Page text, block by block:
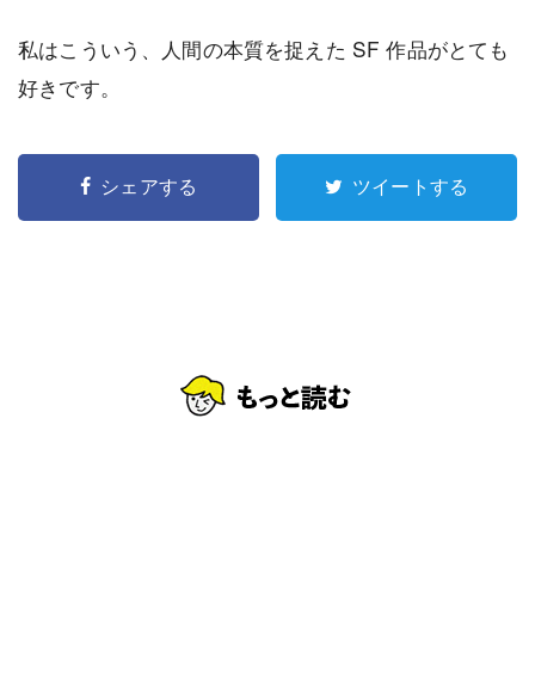
私はこういう、人間の本質を捉えた SF 作品がとても
好きです。
シェアする ツイートする